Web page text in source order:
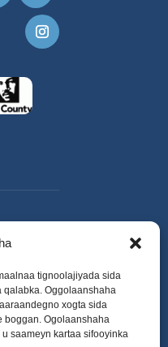
tignoolajiyada sida
qalabka. Oggolaanshaha
xogta sida
boggan. Ogolaanshaha
saameyn kartaa sifooyinka